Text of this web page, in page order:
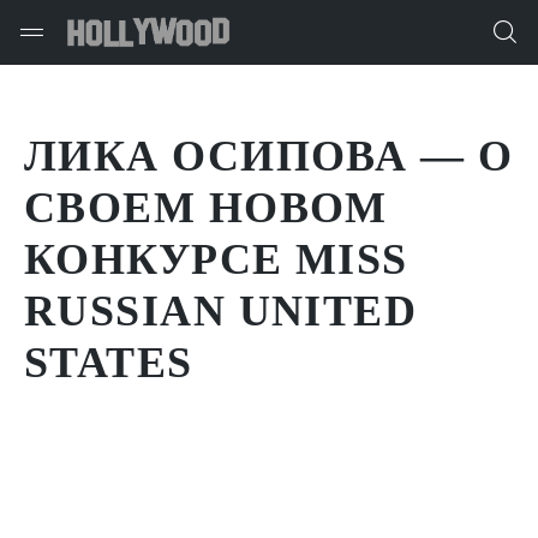
ЛИКА ОСИПОВА — О
СВОЕМ НОВОМ
КОНКУРСЕ MISS
RUSSIAN UNITED
STATES